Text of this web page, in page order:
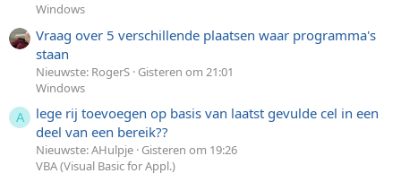
Windows
Vraag over 5 verschillende plaatsen waar programma's
staan
Nieuwste: RogerS Gisteren om 21:01
Windows
A
lege rij toevoegen op basis van laatst gevulde cel in een
deel van een bereik??
Nieuwste: AHulpje Gisteren om 19:26
VBA (Visual Basic for Appl.)